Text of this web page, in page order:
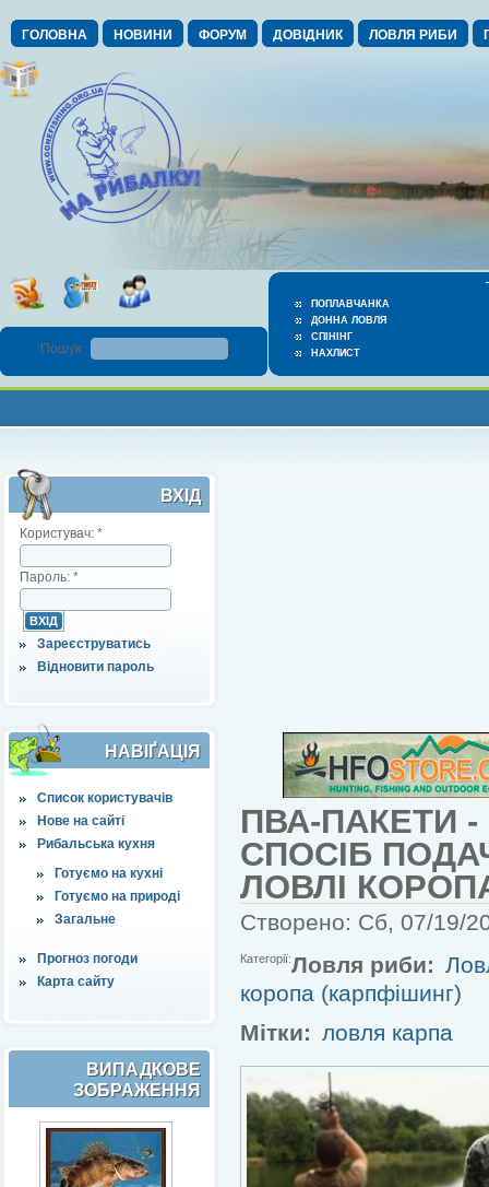
ГОЛОВНА НОВИНИ ФОРУМ ДОВІДНИК ЛОВЛЯ РИБИ
ПОПЛАВЧАНКА
ДОННА ЛОВЛЯ
СПІНІНГ
НАХЛИСТ
Пошук :
ВХІД
Користувач: *
Пароль: *
Зареєструватись
Відновити пароль
НАВІҐАЦІЯ
Список користувачів
Нове на сайті
Рибальська кухня
Готуємо на кухні
Готуємо на природі
Загальне
Прогноз погоди
Карта сайту
ВИПАДКОВЕ
ЗОБРАЖЕННЯ
ПВА-ПАКЕТИ
СПОСІБ
ЛОВЛІ
Створено: Сб, 07/19/
Категорії:Ловля риби:
коропа (карпфішинг)
Мітки: ловля карпа